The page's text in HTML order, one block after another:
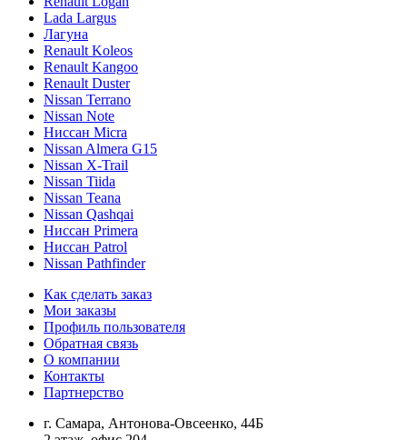
Lada Largus
Лагуна
Renault Koleos
Renault Kangoo
Renault Duster
Nissan Terrano
Nissan Note
Ниссан Micra
Nissan Almera G15
Nissan X-Trail
Nissan Tiida
Nissan Teana
Nissan Qashqai
Ниссан Primera
Ниссан Patrol
Nissan Pathfinder
Как сделать заказ
Мои заказы
Профиль пользователя
Обратная связь
О компании
Контакты
Партнерство
г. Самара, Антонова-Овсеенко, 44Б